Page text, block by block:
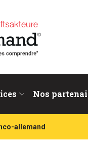
Nos
allemand